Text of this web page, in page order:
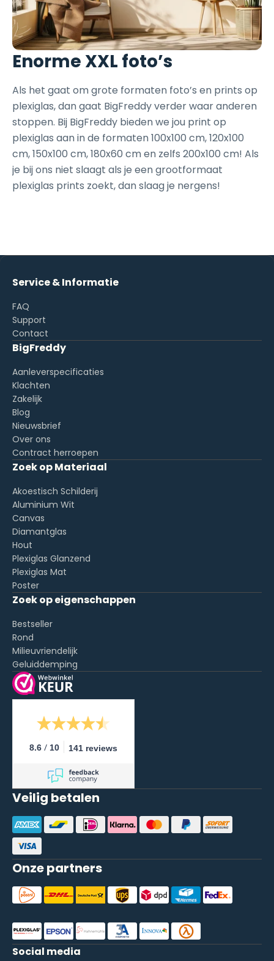
Enorme XXL foto’s
Als het gaat om grote formaten foto’s en prints op
plexiglas, dan gaat BigFreddy verder waar anderen
stoppen. Bij BigFreddy bieden we jou print op
plexiglas aan in de formaten 100x100 cm, 120x100
cm, 150x100 cm, 180x60 cm en zelfs 200x100 cm! Als
je bij ons niet slaagt als je een grootformaat
plexiglas prints zoekt, dan slaag je nergens!
Service & Informatie
FAQ
Support
Contact
BigFreddy
Aanleverspecificaties
Klachten
Zakelijk
Blog
Nieuwsbrief
Over ons
Contract herroepen
Zoek op Materiaal
Akoestisch Schilderij
Aluminium Wit
Canvas
Diamantglas
Hout
Plexiglas Glanzend
Plexiglas Mat
Poster
Zoek op eigenschappen
Bestseller
Rond
Milieuvriendelijk
Geluiddemping
8.6 / 10 141 reviews
Veilig betalen
Onze partners
Social media